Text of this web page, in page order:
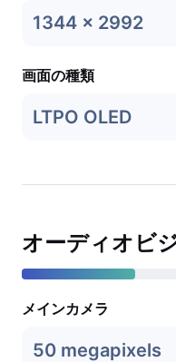
1344 x 2992
画面の種類
LTPO OLED
オーディオビ
メインカメラ
50 megapixels